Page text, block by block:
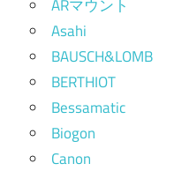
ARマウント
Asahi
BAUSCH&LOMB
BERTHIOT
Bessamatic
Biogon
Canon